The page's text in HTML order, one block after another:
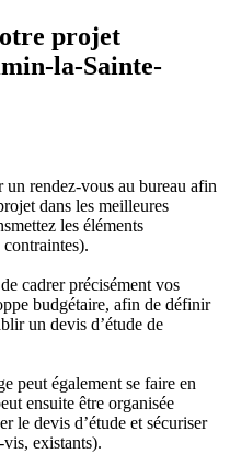
projet
la-Sainte-
un rendez-vous au bureau afin
dans les meilleures
les éléments
cadrer précisément vos
budgétaire, afin de définir
un devis d’étude de
peut également se faire en
ensuite être organisée
le devis d’étude et sécuriser
existants).